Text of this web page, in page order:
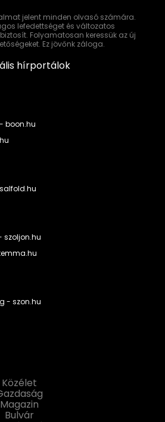
jelent minden olvasó számára.
lefedettséget és változatos
Folyamatosan keressük az új
Ez jövőnk záloga.
hírportálok
boon.hu
szoljon.hu
- szon.hu
Közélet
Magazin
Bulvár